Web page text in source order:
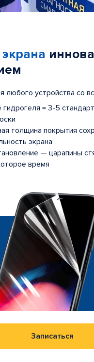
любого устройства со
гидрогеля = 3-5
толщина покрытия
экрана
— царапины
время
Записаться